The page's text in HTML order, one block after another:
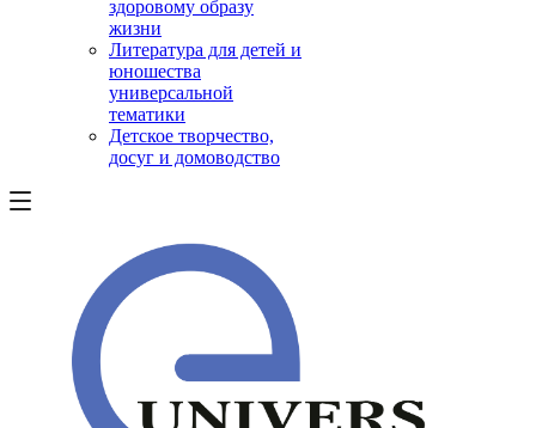
здоровому образу
жизни
Литература для детей и
юношества
универсальной
тематики
Детское творчество,
досуг и домоводство